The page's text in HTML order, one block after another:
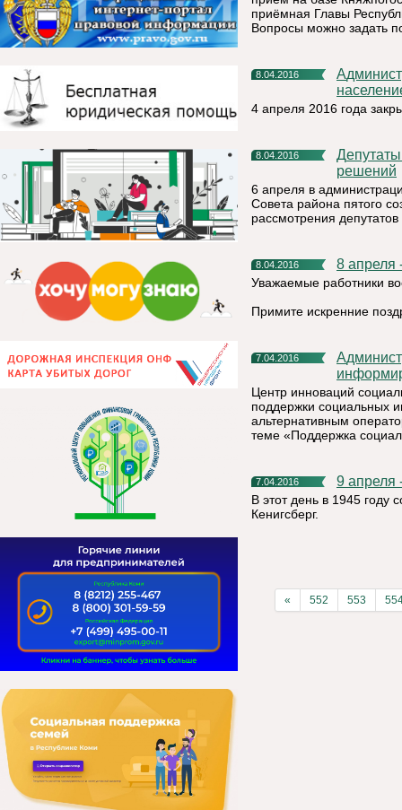
приёмная Главы
Вопросы можно задать
8.04.2016
Администрация МР «Княжпогостский» информирует
4 апреля 2016 года
8.04.2016
Депутаты заслушали отчеты и приняли ряд важных
решений
6 апреля в
Совета района пятого
рассмотрения
8.04.2016 8
Уважаемые работники
Примите искренние
7.04.2016
Администрация муниципального района «Княжпогостский»
Центр инноваций
поддержки социальных
альтернативным
теме «Поддержка
7.04.2016 9
В этот день в 1945 году
Кенигсберг.
« 552 553